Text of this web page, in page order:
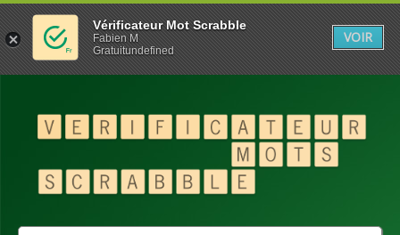
Vérificateur Mot Scrabble
Fabien M
Gratuitundefined
VOIR